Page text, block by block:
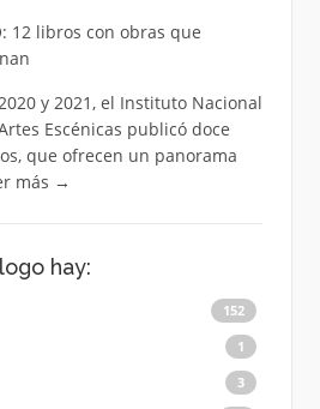
12 libros con obras que
y 2021, el Instituto Nacional
Escénicas publicó doce
que ofrecen un panorama
más →
hay:
152
1
3